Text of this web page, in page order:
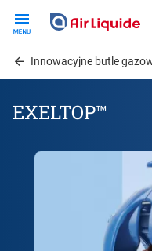
contentInnowacyjne butle
EXELTOP™